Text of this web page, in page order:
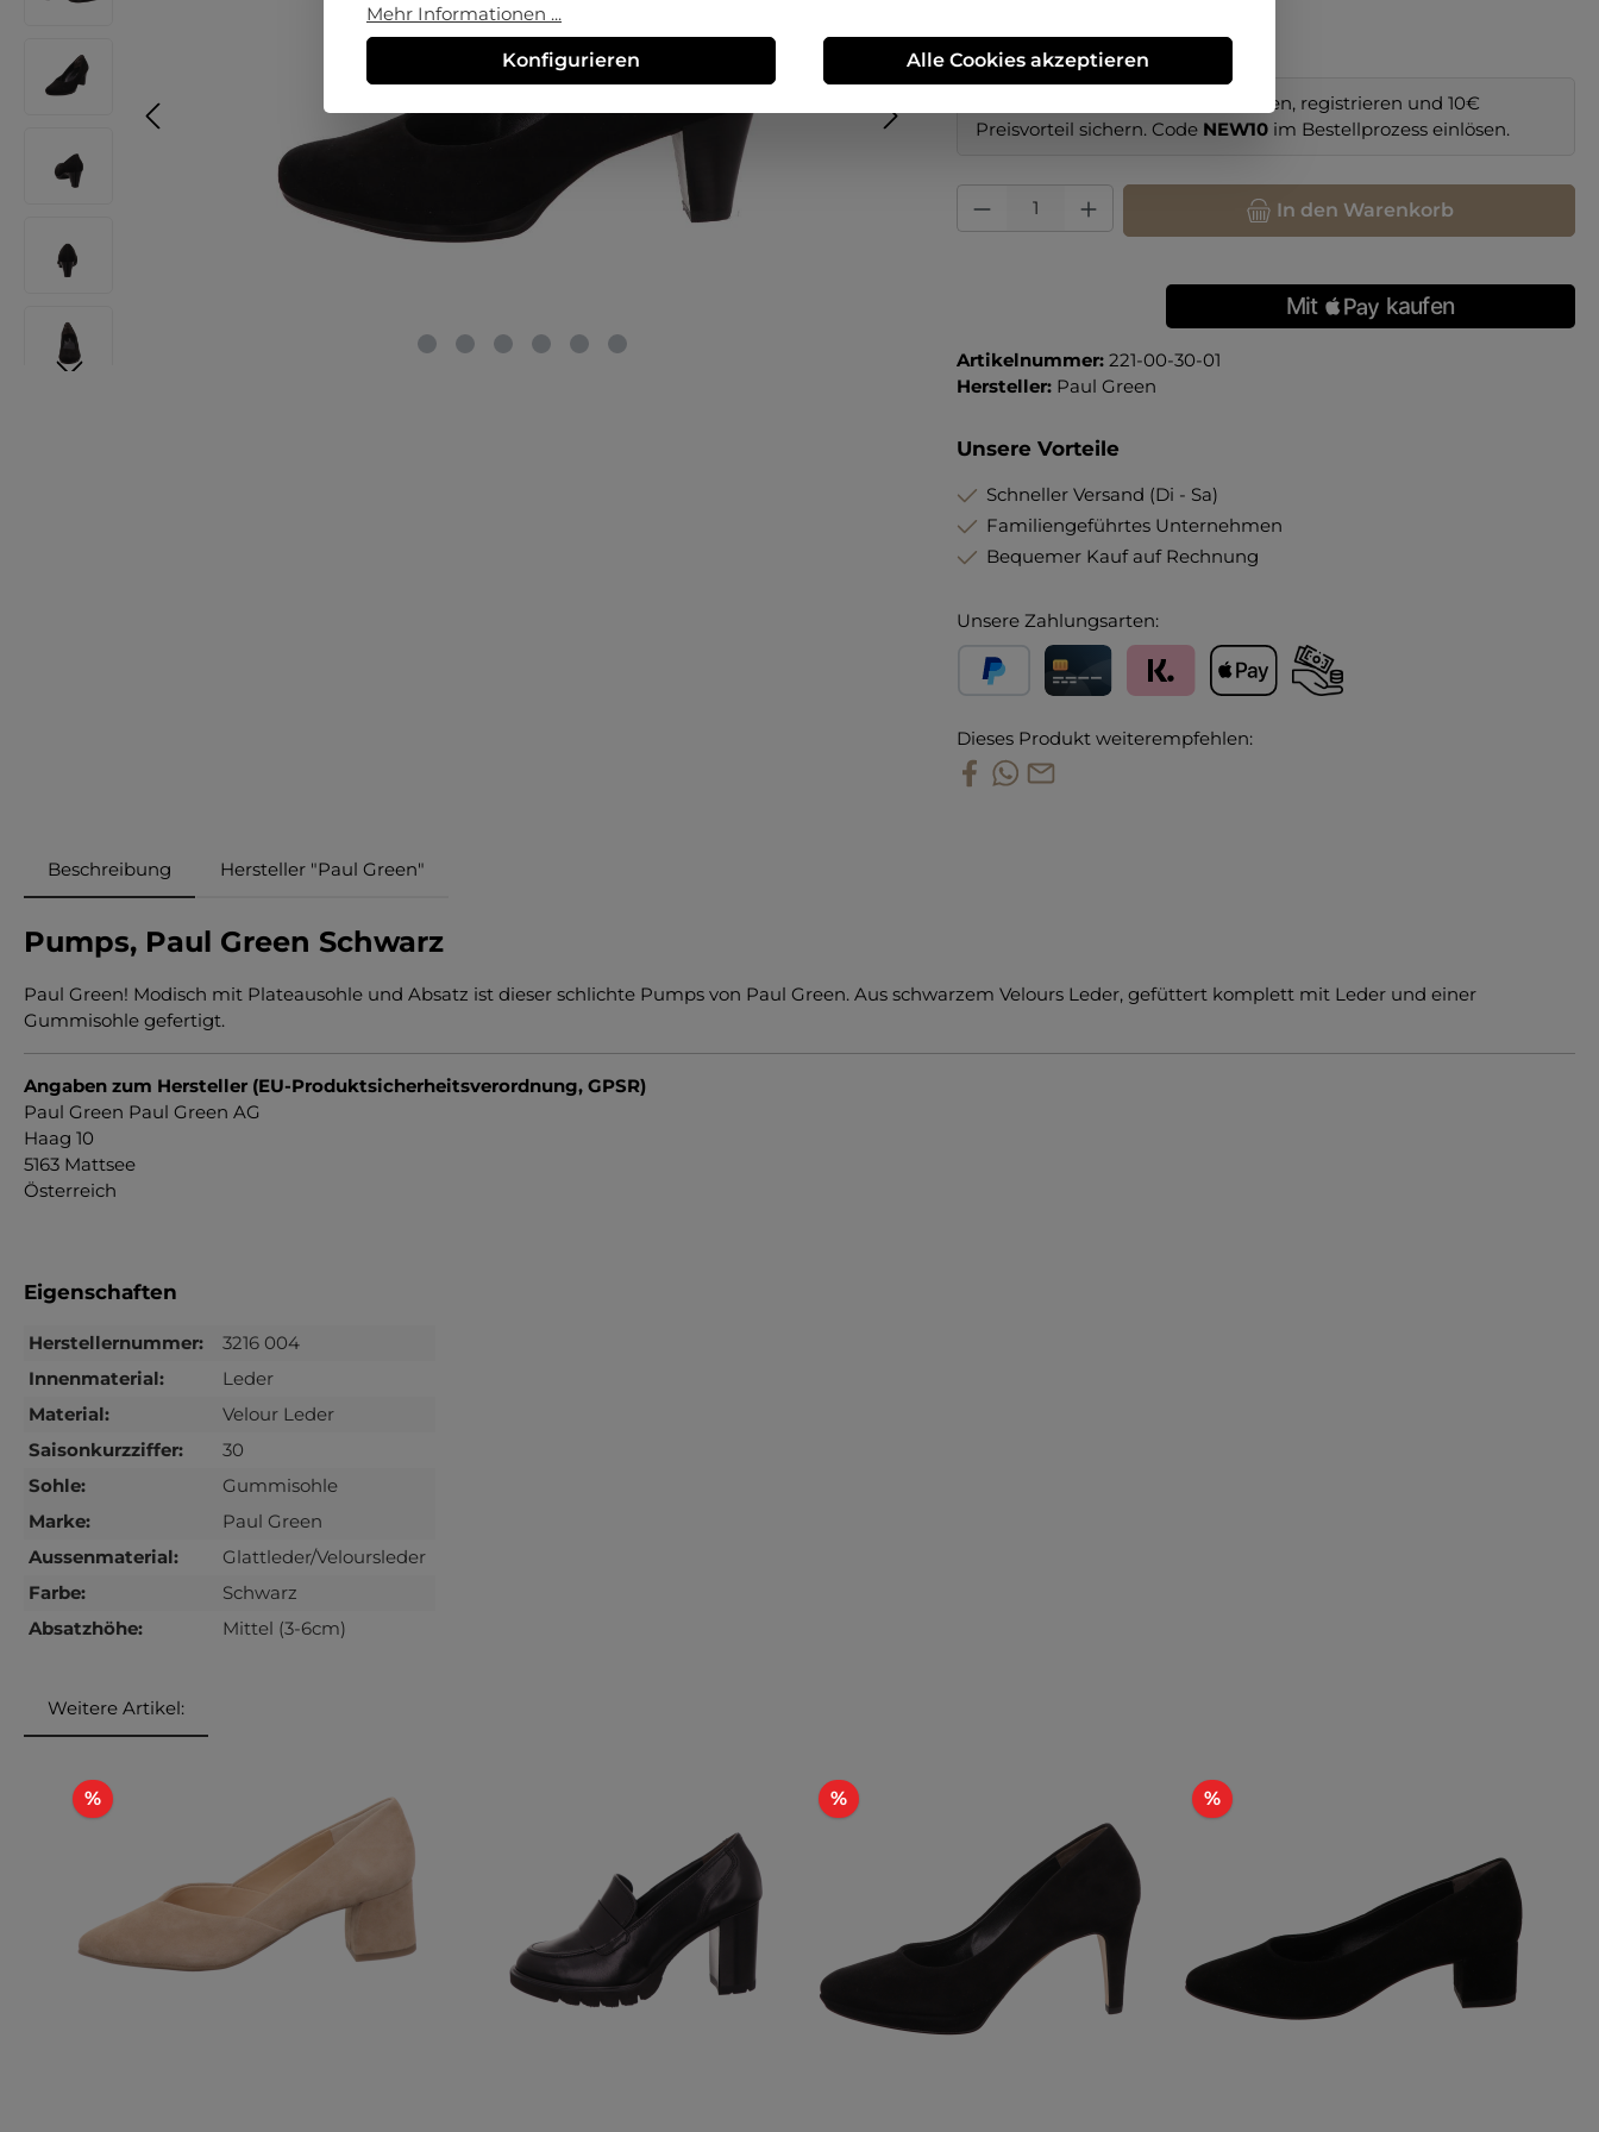
Erstmalig im Online-Shop bestellen, registrieren und 10€
Preisvorteil sichern. Code NEW10 im Bestellprozess einlösen.
Produkt Anzahl: Gib den gewünschten Wert ein oder benutze die
In den Warenkorb
Artikelnummer: 221-00-30-01
Hersteller: Paul Green
Unsere Vorteile
Schneller Versand (Di - Sa)
Familiengeführtes Unternehmen
Bequemer Kauf auf Rechnung
Unsere Zahlungsarten:
Dieses Produkt weiterempfehlen:
Beschreibung Hersteller "Paul Green"
Pumps, Paul Green Schwarz
Paul Green! Modisch mit Plateausohle und Absatz ist dieser schlichte Pumps von Paul Green. Aus schwarzem Velours Leder, gefüttert komplett mit Leder und einer
Gummisohle gefertigt.
Angaben zum Hersteller (EU-Produktsicherheitsverordnung, GPSR)
Paul Green Paul Green AG
Haag 10
5163 Mattsee
Österreich
Eigenschaften
Herstellernummer:
3216 004
Innenmaterial:
Leder
Material:
Velour Leder
Saisonkurzziffer:
30
Sohle:
Gummisohle
Marke:
Paul Green
Aussenmaterial:
Glattleder/Veloursleder
Farbe:
Schwarz
Absatzhöhe:
Mittel (3-6cm)
Weitere Artikel:
%Rabatt %Rabatt %Rabatt
Mehr Informationen ...
Konfigurieren Alle Cookies akzeptieren